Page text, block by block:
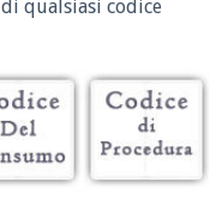
qualsiasi codice